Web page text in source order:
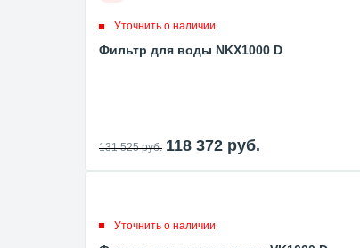
Уточнить о наличии
Фильтр для воды NKX1000 D
131 525руб. 118 372 руб.
Уточнить о наличии